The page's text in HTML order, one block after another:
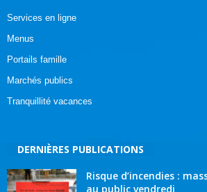
Services en ligne
Menus
Portails famille
Marchés publics
Tranquillité vacances
DERNIÈRES PUBLICATIONS
Risque d’incendies :
au public vendredi